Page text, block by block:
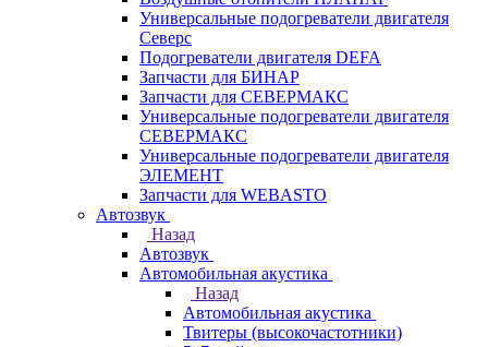
Универсальные подогреватели двигателя
Северс
Подогреватели двигателя DEFA
Запчасти для БИНАР
Запчасти для СЕВЕРМАКС
Универсальные подогреватели двигателя
СЕВЕРМАКС
Универсальные подогреватели двигателя
ЭЛЕМЕНТ
Запчасти для WEBASTO
Автозвук
Назад
Автозвук
Автомобильная акустика
Назад
Автомобильная акустика
Твитеры (высокочастотники)